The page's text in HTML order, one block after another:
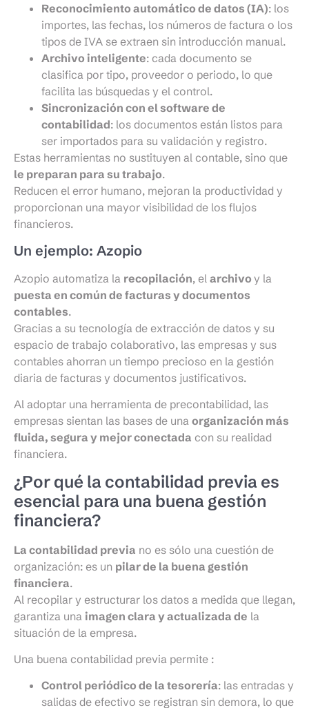
Reconocimiento automático de datos (IA): los
importes, las fechas, los números de factura o los
tipos de IVA se extraen sin introducción manual.
Archivo inteligente: cada documento se
clasifica por tipo, proveedor o periodo, lo que
facilita las búsquedas y el control.
Sincronización con el software de
contabilidad: los documentos están listos para
ser importados para su validación y registro.
Estas herramientas no sustituyen al contable, sino que
le preparan para su trabajo.
Reducen el error humano, mejoran la productividad y
proporcionan una mayor visibilidad de los flujos
financieros.
Un ejemplo: Azopio
Azopio automatiza la recopilación, el archivo y la
puesta en común de facturas y documentos
contables.
Gracias a su tecnología de extracción de datos y su
espacio de trabajo colaborativo, las empresas y sus
contables ahorran un tiempo precioso en la gestión
diaria de facturas y documentos justificativos.
Al adoptar una herramienta de precontabilidad, las
empresas sientan las bases de una organización más
fluida, segura y mejor conectada con su realidad
financiera.
¿Por qué la contabilidad previa es
esencial para una buena gestión
financiera?
La contabilidad previa no es sólo una cuestión de
organización: es un pilar de la buena gestión
financiera.
Al recopilar y estructurar los datos a medida que llegan,
garantiza una imagen clara y actualizada de la
situación de la empresa.
Una buena contabilidad previa permite :
Control periódico de la tesorería: las entradas y
salidas de efectivo se registran sin demora, lo que